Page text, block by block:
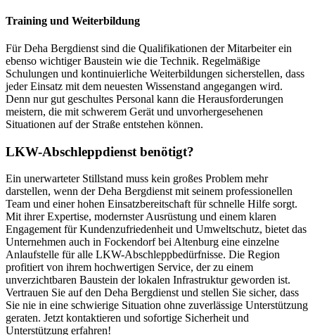
Training und Weiterbildung
Für Deha Bergdienst sind die Qualifikationen der Mitarbeiter ein
ebenso wichtiger Baustein wie die Technik. Regelmäßige
Schulungen und kontinuierliche Weiterbildungen sicherstellen, dass
jeder Einsatz mit dem neuesten Wissenstand angegangen wird.
Denn nur gut geschultes Personal kann die Herausforderungen
meistern, die mit schwerem Gerät und unvorhergesehenen
Situationen auf der Straße entstehen können.
LKW-Abschleppdienst benötigt?
Ein unerwarteter Stillstand muss kein großes Problem mehr
darstellen, wenn der Deha Bergdienst mit seinem professionellen
Team und einer hohen Einsatzbereitschaft für schnelle Hilfe sorgt.
Mit ihrer Expertise, modernster Ausrüstung und einem klaren
Engagement für Kundenzufriedenheit und Umweltschutz, bietet das
Unternehmen auch in Fockendorf bei Altenburg eine einzelne
Anlaufstelle für alle LKW-Abschleppbedürfnisse. Die Region
profitiert von ihrem hochwertigen Service, der zu einem
unverzichtbaren Baustein der lokalen Infrastruktur geworden ist.
Vertrauen Sie auf den Deha Bergdienst und stellen Sie sicher, dass
Sie nie in eine schwierige Situation ohne zuverlässige Unterstützung
geraten. Jetzt kontaktieren und sofortige Sicherheit und
Unterstützung erfahren!